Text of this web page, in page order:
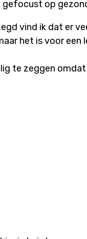
op
vind ik dat er
het is voor
te zeggen